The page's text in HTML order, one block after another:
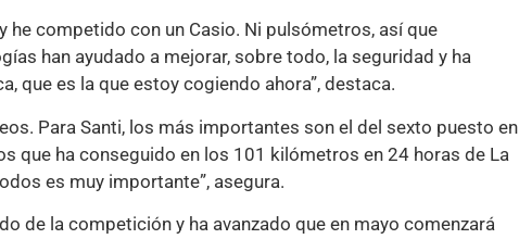
he competido con un Casio. Ni pulsómetros, así que
han ayudado a mejorar, sobre todo, la seguridad y ha
que es la que estoy cogiendo ahora”, destaca.
Para Santi, los más importantes son el del sexto puesto en
que ha conseguido en los 101 kilómetros en 24 horas de La
es muy importante”, asegura.
de la competición y ha avanzado que en mayo comenzará